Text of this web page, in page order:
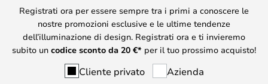
Registrati ora per essere sempre tra i primi a conoscere le
nostre promozioni esclusive e le ultime tendenze
dell’illuminazione di design. Registrati ora e ti invieremo
subito un codice sconto da 20 €* per il tuo prossimo acquisto!
Cliente privato Azienda